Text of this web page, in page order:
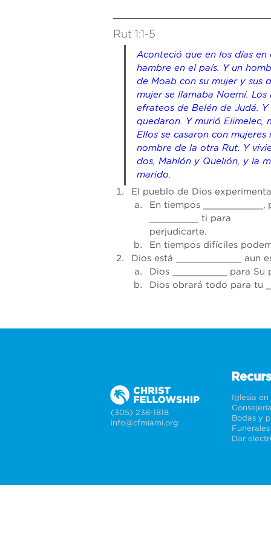
Rut 1:1-5
Aconteció que en los días
hambre en el país. Y un
de Moab con su mujer y sus
mujer se llamaba Noemí.
efrateos de Belén de Judá.
quedaron. Y murió Elimelec,
Ellos se casaron con
nombre de la otra Rut. Y
dos, Mahlón y Quelión, y la
marido.
El pueblo de Dios
En tiempos
_________ ti para
perjudicarte.
En tiempos difíciles
Dios está ____________ aun
Dios __________ para Su
Dios obrará todo para tu
(305) 238-1818
info@cfmiami.org
Iglesia
Funerales
Dar